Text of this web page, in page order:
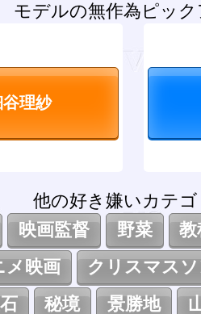
モデルの無作為ピッ
他の好き嫌いカテゴ
映画監督 野菜 教
メ映画 クリスマス
秘境 景勝地